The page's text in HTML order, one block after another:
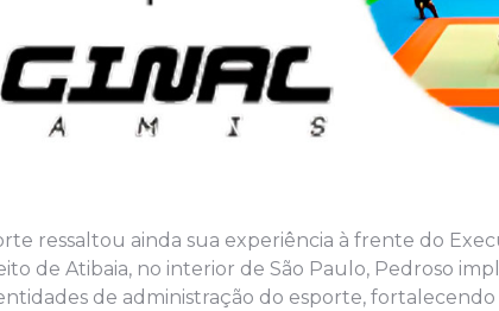
ressaltou ainda sua experiência à frente do
de Atibaia, no interior de São Paulo, Pedroso
de administração do esporte, fortalecendo